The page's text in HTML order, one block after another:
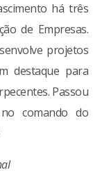
há três
de Empresas.
projetos
destaque para
Passou
comando do